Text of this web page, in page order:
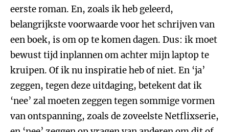
eerste roman. En, zoals ik heb geleerd,
belangrijkste voorwaarde voor het schrijven van
een boek, is om op te komen dagen. Dus: ik moet
bewust tijd inplannen om achter mijn laptop te
kruipen. Of ik nu inspiratie heb of niet. En ‘ja’
zeggen, tegen deze uitdaging, betekent dat ik
‘nee’ zal moeten zeggen tegen sommige vormen
van ontspanning, zoals de zoveelste Netflixserie,